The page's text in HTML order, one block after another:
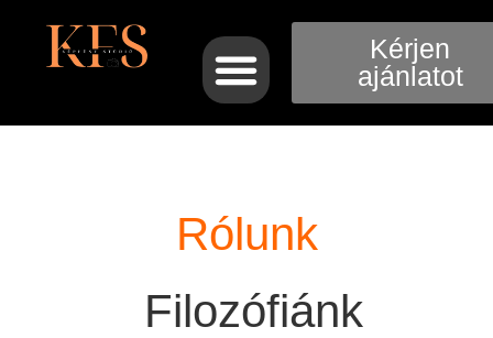
Kérjen
ajánlatot
Rólunk
Filozófiánk